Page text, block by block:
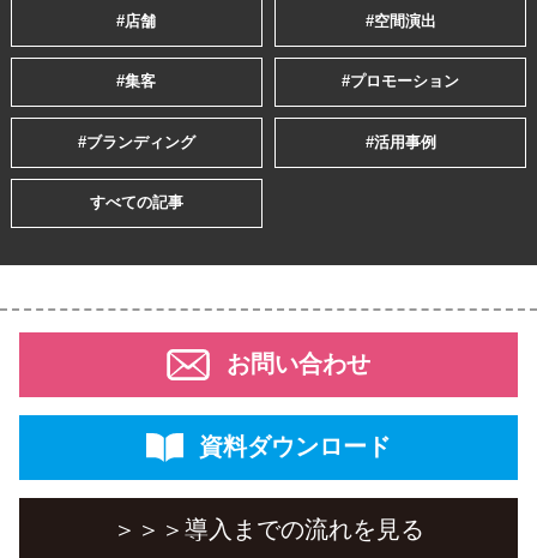
#店舗 #空間演出
#集客 #プロモーション
#ブランディング #活用事例
すべての記事
＞＞＞ 導入までの流れを見る
お問い合わせ
資料ダウンロード